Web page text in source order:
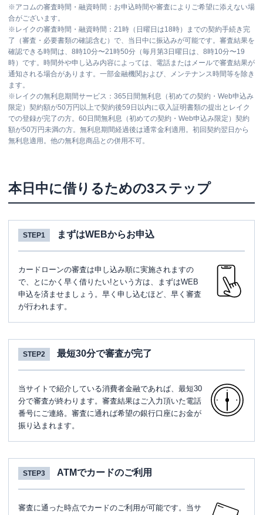
※アコムの審査時間・融資時間：お申込時間や審査によりご希望に添えない場
合がございます。
※ レイクの審査時間・融資時間：21時（日曜日は18時）までの契約手続き完
了（審査・必要書類の確認含む）で、当日中に振込みが可能です。審査結果を
確認できる時間は、8時10分〜21時50分（毎月第3日曜日は、8時10分〜19
時）です。時間外や申し込み内容によっては、電話またはメールで審査結果が
通知される場合があります。一部金融機関および、メンテナンス時間等を除き
ます。
※ レイクの無利息期間サービス：365日間無利息（初めての契約・Web申込み
限定）契約額が50万円以上で契約後59日以内に収入証明書類の提出とレイク
での登録が完了の方。60日間無利息（初めての契約・Web申込み限定）契約
額が50万円未満の方。無利息期間経過後は通常金利適用。初回契約翌日から
無利息適用。他の無利息商品との併用不可。
本日中に借りるための3ステップ
STEP1 まずはWEBからお申込
カードローンの審査は申し込み順に実施されますの
で、とにかく早く借りたい!という方は、まずはWEB
申込を済ませましょう。早く申し込むほど、早く審査
が行われます。
STEP2 最短30分で審査が完了
当サイトで紹介している消費者金融であれば、最短30
分で審査が終わります。審査結果はご入力頂いた電話
番号にご連絡。審査に通れば希望の銀行口座にお金が
振り込まれます。
STEP3 ATMでカードのご利用
審査に通った時点でカードのご利用が可能です。当サ